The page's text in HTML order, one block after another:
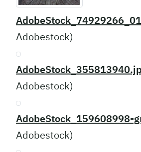
Adobestock)
Adobestock)
AdobeStock_159608998-
Adobestock)